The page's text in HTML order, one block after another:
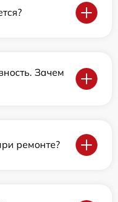
Зачем
ремонте?